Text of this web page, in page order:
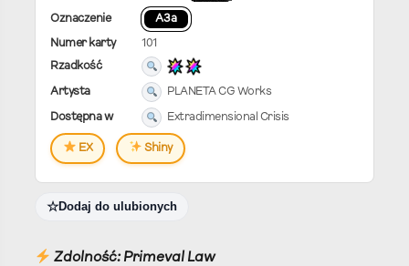
Oznaczenie A3a
Numer karty
101
Rzadkość
Artysta PLANETA CG Works
Dostępna w Extradimensional Crisis
EX Shiny
Dodaj do ulubionych
Zdolność: Primeval Law